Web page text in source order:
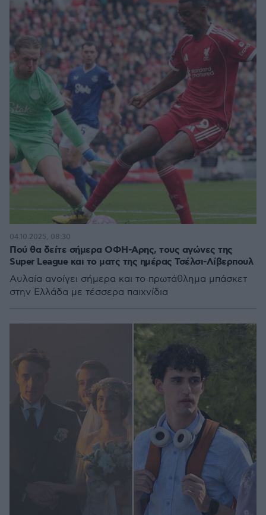
Πού θα δείτε σήμερα ΟΦΗ-Αρης, τους αγώνες της
Super League και το ματς της ημέρας Τσέλσι-Λίβερπουλ
Αυλαία ανοίγει σήμερα και το πρωτάθλημα μπάσκετ
στην Ελλάδα με τέσσερα παιχνίδια
04.10.2025, 08:30